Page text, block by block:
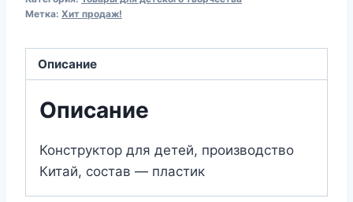
мечты:
деталь
Метка: Хит продаж!
Описание
Описание
Конструктор для детей, производство
Китай, состав — пластик